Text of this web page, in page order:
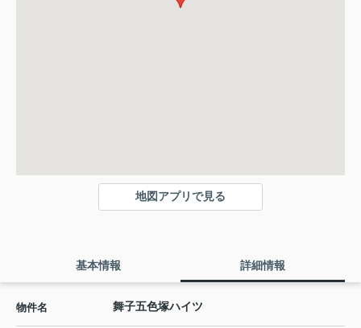
地図アプリで見る
基本情報 詳細情報
物件名 舞子五色塚ハイツ